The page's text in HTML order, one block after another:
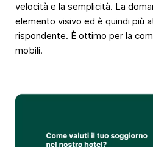
velocità e la semplicità. La
elemento visivo ed è quindi più
rispondente. È ottimo per la
mobili.